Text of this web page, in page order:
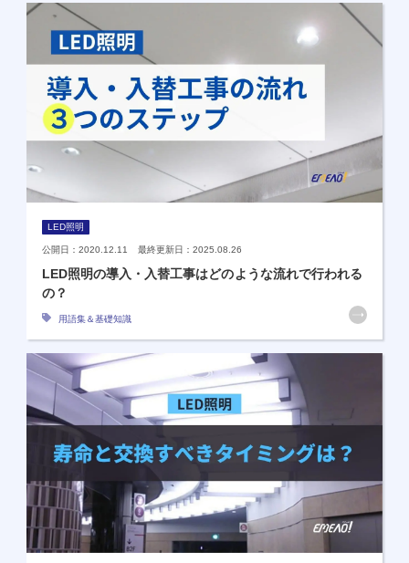
LED照明
公開日：2020.12.11 最終更新日：2025.08.26
LED照明の導入・入替工事はどのような流れで行われる
の？
用語集＆基礎知識